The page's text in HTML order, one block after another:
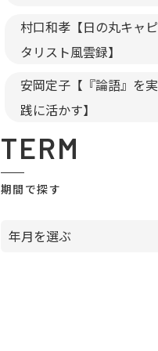
村口和孝【日の丸キャピ
タリスト風雲録】
安岡定子【『論語』を実
践に活かす】
TERM
期間で探す
年月を選ぶ